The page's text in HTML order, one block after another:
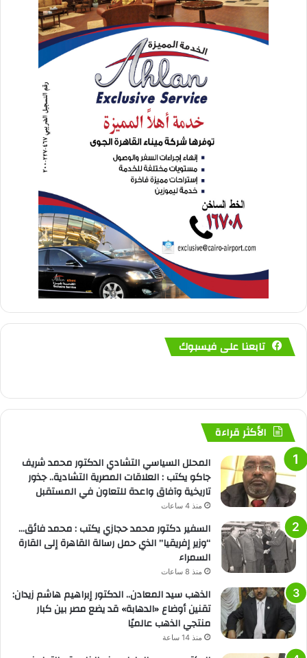
تابعنا على فيسبوك
الأكثر قراءة
المحلل السياسي التشادي الدكتور محمد شريف
جاكو يكتب : العلاقات المصرية التشادية.. جذور
تاريخية وآفاق واعدة للتعاون في المستقبل
منذ 4 ساعات
السفير دكتور محمد حجازي يكتب : محمد فائق…
“وزير إفريقيا” الذي حمل رسالة القاهرة إلى القارة
السمراء
منذ 8 ساعات
الذهب سيد المعادن.. الدكتور إبراهيم هاشم زيدان:
تقنين أوضاع «الدهابة» قد يضع مصر بين كبار
منتجي الذهب عالميًا
منذ 14 ساعة